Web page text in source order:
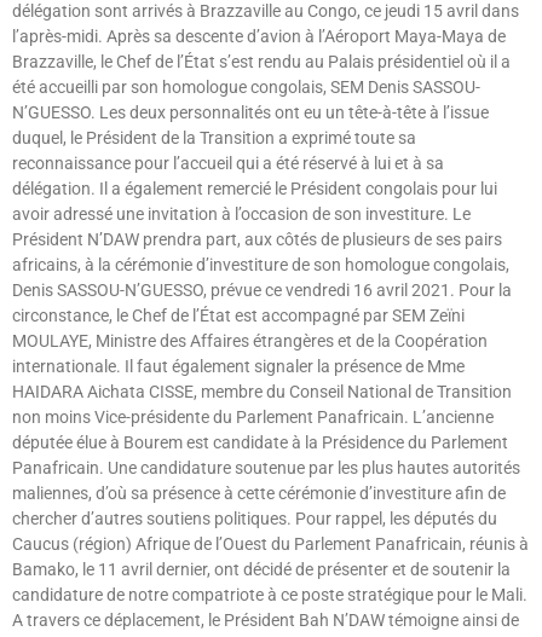
délégation sont arrivés à Brazzaville au Congo, ce jeudi 15 avril dans
l’après-midi. Après sa descente d’avion à l’Aéroport Maya-Maya de
Brazzaville, le Chef de l’État s’est rendu au Palais présidentiel où il a
été accueilli par son homologue congolais, SEM Denis SASSOU-
N’GUESSO. Les deux personnalités ont eu un tête-à-tête à l’issue
duquel, le Président de la Transition a exprimé toute sa
reconnaissance pour l’accueil qui a été réservé à lui et à sa
délégation. Il a également remercié le Président congolais pour lui
avoir adressé une invitation à l’occasion de son investiture. Le
Président N’DAW prendra part, aux côtés de plusieurs de ses pairs
africains, à la cérémonie d’investiture de son homologue congolais,
Denis SASSOU-N’GUESSO, prévue ce vendredi 16 avril 2021. Pour la
circonstance, le Chef de l’État est accompagné par SEM Zeïni
MOULAYE, Ministre des Affaires étrangères et de la Coopération
internationale. Il faut également signaler la présence de Mme
HAIDARA Aichata CISSE, membre du Conseil National de Transition
non moins Vice-présidente du Parlement Panafricain. L’ancienne
députée élue à Bourem est candidate à la Présidence du Parlement
Panafricain. Une candidature soutenue par les plus hautes autorités
maliennes, d’où sa présence à cette cérémonie d’investiture afin de
chercher d’autres soutiens politiques. Pour rappel, les députés du
Caucus (région) Afrique de l’Ouest du Parlement Panafricain, réunis à
Bamako, le 11 avril dernier, ont décidé de présenter et de soutenir la
candidature de notre compatriote à ce poste stratégique pour le Mali.
A travers ce déplacement, le Président Bah N’DAW témoigne ainsi de